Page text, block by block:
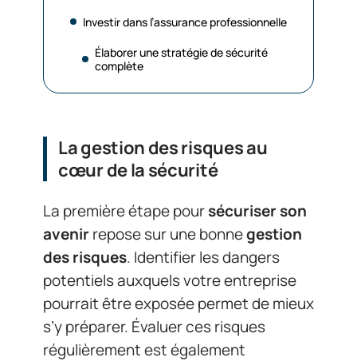
Investir dans l’assurance professionnelle
Élaborer une stratégie de sécurité
complète
La gestion des risques au
cœur de la sécurité
La première étape poursécuriser son
avenirrepose sur une bonnegestion
des risques. Identifier les dangers
potentiels auxquels votre entreprise
pourrait être exposée permet de mieux
s’y préparer. Évaluer ces risques
régulièrement est également